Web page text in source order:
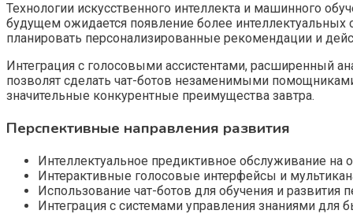
Технологии искусственного интеллекта и машинного
будущем ожидается появление более интеллектуальных
планировать персонализированные рекомендации и
Интеграция с голосовыми ассистентами, расширенный
позволят сделать чат-ботов незаменимыми
значительные конкурентные преимущества завтра.
Перспективные направления развития
Интеллектуальное предиктивное обслуживание на
Интерактивные голосовые интерфейсы и
Использование чат-ботов для обучения и развития
Интеграция с системами управления знаниями для